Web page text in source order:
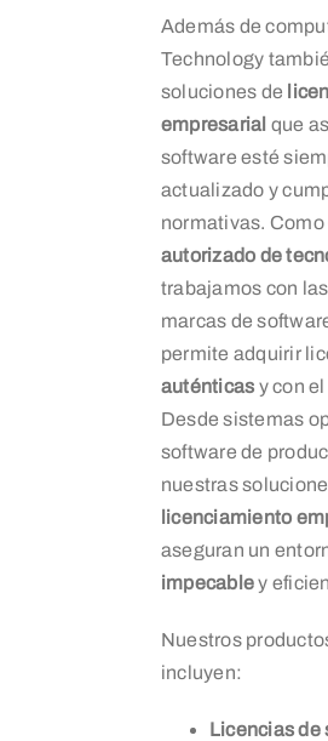
Además de
Technology
soluciones de
empresarial que
software esté
actualizado y
normativas. Como
autorizado de
trabajamos con
marcas de
permite adquirir
auténticas y con
Desde sistemas
software de
nuestras
licenciamiento
aseguran un
impecabley
Nuestros
incluyen:
Licencias de